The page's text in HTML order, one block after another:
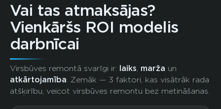
Vai tas atmaksājas?
Vienkāršs ROI modelis
darbnīcai
Virsbūves remontā svarīgi ir: laiks, marža un
atkārtojamība. Zemāk — 3 faktori, kas visātrāk rada
atšķirību, veicot virsbūves remontu bez metināšanas.